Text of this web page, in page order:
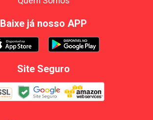
Baixe já nosso APP
Site Seguro